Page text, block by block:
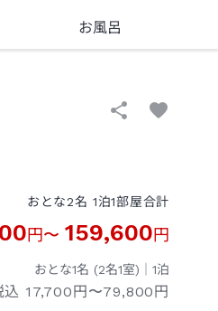
お風呂
おとな2名 1泊1部屋合計
円〜 159,600円
おとな1名 (2名1室)｜ 1泊
込 17,700円〜79,800円